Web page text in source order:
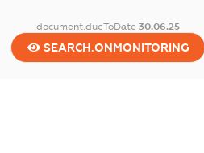
document.dueToDate30.06.25
SEARCH.ONMONITORING